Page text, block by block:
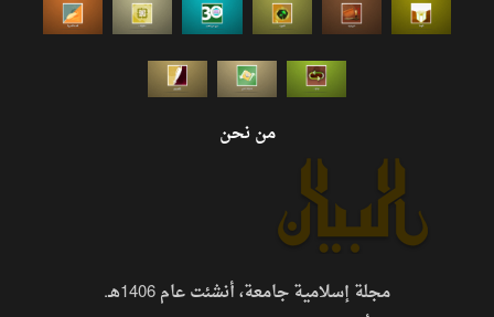
من نحن
مجلة إسلامية جامعة، أنشئت عام 1406هـ.